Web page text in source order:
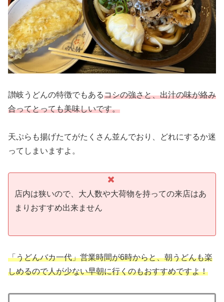
讃岐うどんの特徴でもあるコシの強さと、出汁の味が絡み
合ってとっても美味しいです。
天ぷらも揚げたてがたくさん並んでおり、どれにするか迷
ってしまいますよ。
店内は狭いので、大人数や大荷物を持っての来店はあ
まりおすすめ出来ません
「うどんバカ一代」営業時間が6時からと、朝うどんも楽
しめるので人が少ない早朝に行くのもおすすめですよ！